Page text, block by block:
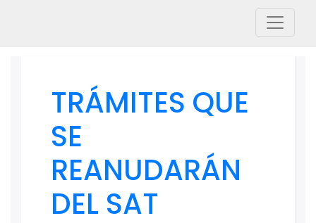
TRÁMITES QUE
SE
REANUDARÁN
DEL SAT